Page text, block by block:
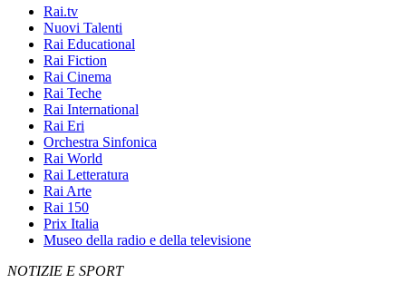
Rai.tv
Nuovi Talenti
Rai Educational
Rai Fiction
Rai Cinema
Rai Teche
Rai International
Rai Eri
Orchestra Sinfonica
Rai World
Rai Letteratura
Rai Arte
Rai 150
Prix Italia
Museo della radio e della televisione
NOTIZIE E SPORT